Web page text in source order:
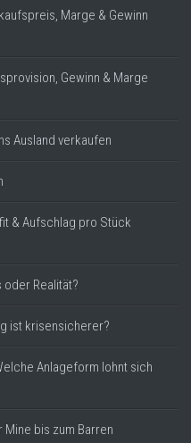
Marge & Gewinn
Gewinn & Marge
Ausland verkaufen
& Aufschlag pro Stück
Realität?
ist krisensicherer?
Anlageform lohnt sich
bis zum Barren